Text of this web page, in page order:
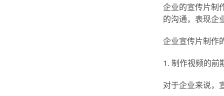
企业的宣传片制
的沟通，表现企
企业宣传片制作
1. 制作视频的前
对于企业来说，